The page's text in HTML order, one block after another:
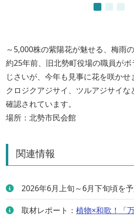
～5,000株の紫陽花が魅せる、梅雨
約25年前、旧北勢町役場の職員が
じさいが、今年も見事に花を咲かせ
クロジクアジサイ、ツルアジサイ
確認されています。
場所：北勢市民会館
関連情報
2026年6月上旬～6月下旬頃を
取材レポート： 植物×和歌！「